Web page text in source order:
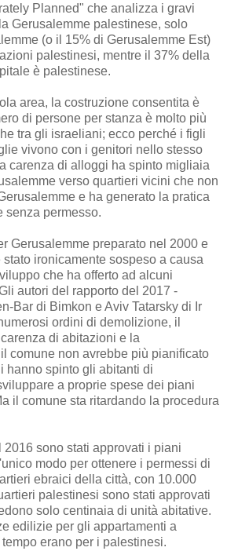
Planned" che analizza i gravi
Gerusalemme palestinese, solo
(o il 15% di Gerusalemme Est)
palestinesi, mentre il 37% della
è palestinese.
area, la costruzione consentita è
di persone per stanza è molto più
tra gli israeliani; ecco perché i figli
vivono con i genitori nello stesso
carenza di alloggi ha spinto migliaia
verso quartieri vicini che non
e ha generato la pratica
senza permesso.
Gerusalemme preparato nel 2000 e
ironicamente sospeso a causa
che ha offerto ad alcuni
autori del rapporto del 2017 -
Bar di Bimkon e Aviv Tatarsky di Ir
ordini di demolizione, il
di abitazioni e la
comune non avrebbe più pianificato
hanno spinto gli abitanti di
a proprie spese dei piani
il comune sta ritardando la procedura
sono stati approvati i piani
modo per ottenere i permessi di
ebraici della città, con 10.000
palestinesi sono stati approvati
solo centinaia di unità abitative.
edilizie per gli appartamenti a
erano per i palestinesi.